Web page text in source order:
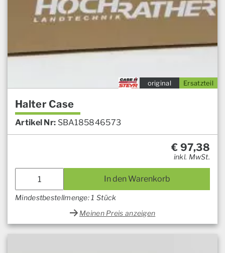
Ersatzteil
original
Halter Case
Artikel Nr: SBA185846573
€ 97,38
inkl. MwSt.
In den Warenkorb
Mindestbestellmenge: 1 Stück
Meinen Preis anzeigen